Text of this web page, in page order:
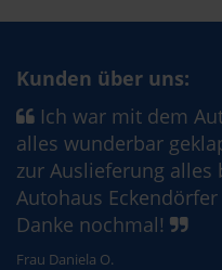
Kunden über uns:
Ich war mit dem
alles wunderbar
zur Auslieferung alles
Autohaus
Danke nochmal!
Frau Daniela O.